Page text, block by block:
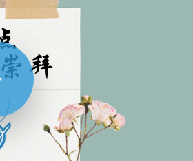
Video